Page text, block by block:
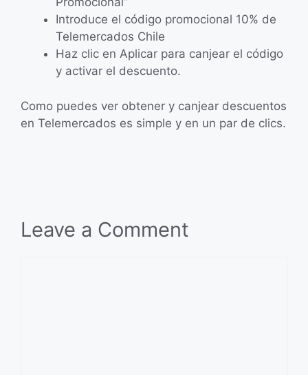
Introduce el código promocional 10% de
Telemercados Chile
Haz clic en Aplicar para canjear el código
y activar el descuento.
Como puedes ver obtener y canjear descuentos
en Telemercados es simple y en un par de clics.
Leave a Comment